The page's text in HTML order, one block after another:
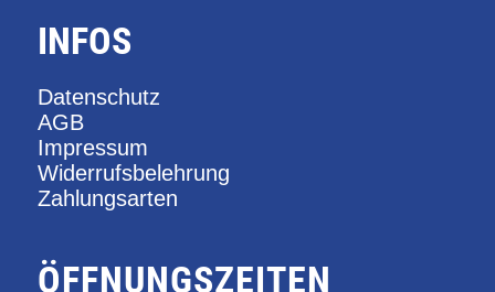
INFOS
Datenschutz
AGB
Impressum
Widerrufsbelehrung
Zahlungsarten
ÖFFNUNGSZEITEN